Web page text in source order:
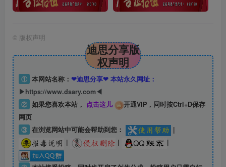
© 版权声明
迪思分享版
权声明
① 本网站名称： ❤迪思分享❤ 本站永久网址：
▶https://www.dsary.com◀
② 如果您喜欢本站， 点击这儿
开通VIP，同时按Ctrl+D保存
网页
③ 在浏览网站中可能会帮助到您：
|
|
| |